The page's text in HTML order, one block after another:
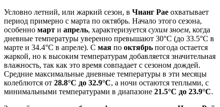
Условно летний, или жаркий сезон, в Чианг Рае охватывает
период примерно с марта по октябрь. Начало этого сезона,
особенно март и апрель, характеризуется сухим зноем, когда
дневные температуры уверенно превышают 30°C (до 33.5°C в
марте и 34.4°C в апреле). С мая по октябрь погода остается
жаркой, но к высоким температурам добавляется значительная
влажность, так как это время совпадает с сезоном дождей.
Средние максимальные дневные температуры в эти месяцы
колеблются от 28.8°C до 32.9°C, а ночи остаются теплыми, с
минимальными температурами в диапазоне 21.5°C до 23.9°C.